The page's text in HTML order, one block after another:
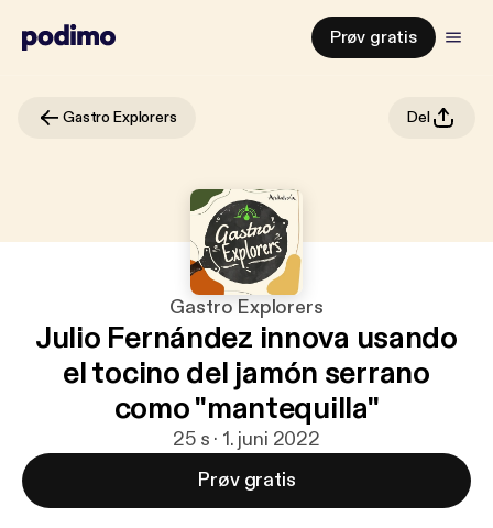
Prøv gratis
Gastro Explorers Del
Gastro Explorers
Julio Fernández innova usando
el tocino del jamón serrano
como "mantequilla"
25 s · 1. juni 2022
Prøv gratis